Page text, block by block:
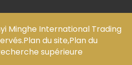
Minghe International Trading
Plan du site,Plan du
supérieure